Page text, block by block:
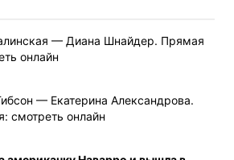
— Диана Шнайдер. Прямая
онлайн
— Екатерина Александрова.
смотреть онлайн